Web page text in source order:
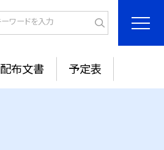
配布文書 予定表